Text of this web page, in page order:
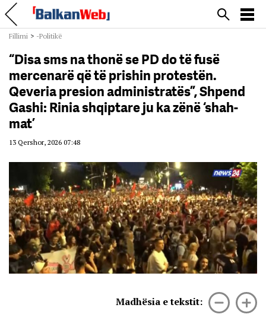
Fillimi > -Politikë
“Disa sms na thonë se PD do të fusë
mercenarë që të prishin protestën.
Qeveria presion administratës”, Shpend
Gashi: Rinia shqiptare ju ka zënë ‘shah-
mat’
13 Qershor, 2026 07:48
Madhësia e tekstit: